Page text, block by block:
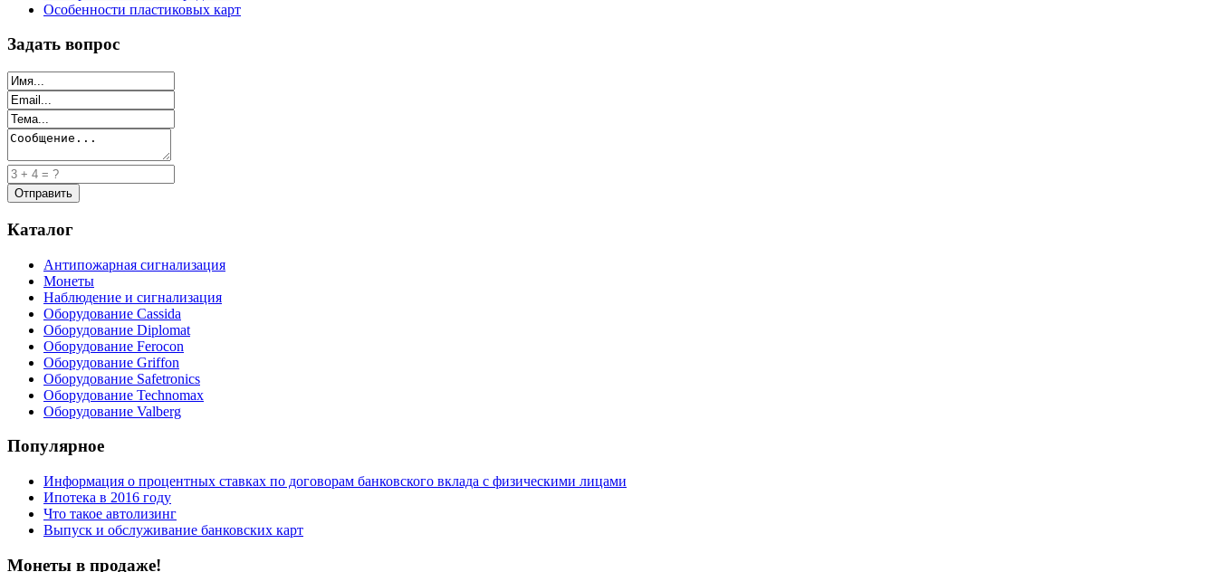
Особенности пластиковых карт
Задать вопрос
Каталог
Антипожарная сигнализация
Монеты
Наблюдение и сигнализация
Оборудование Cassida
Оборудование Diplomat
Оборудование Ferocon
Оборудование Griffon
Оборудование Safetronics
Оборудование Technomax
Оборудование Valberg
Популярное
Информация о процентных ставках по договорам банковского вклада с физическими лицами
Ипотека в 2016 году
Что такое автолизинг
Выпуск и обслуживание банковских карт
Монеты в продаже!